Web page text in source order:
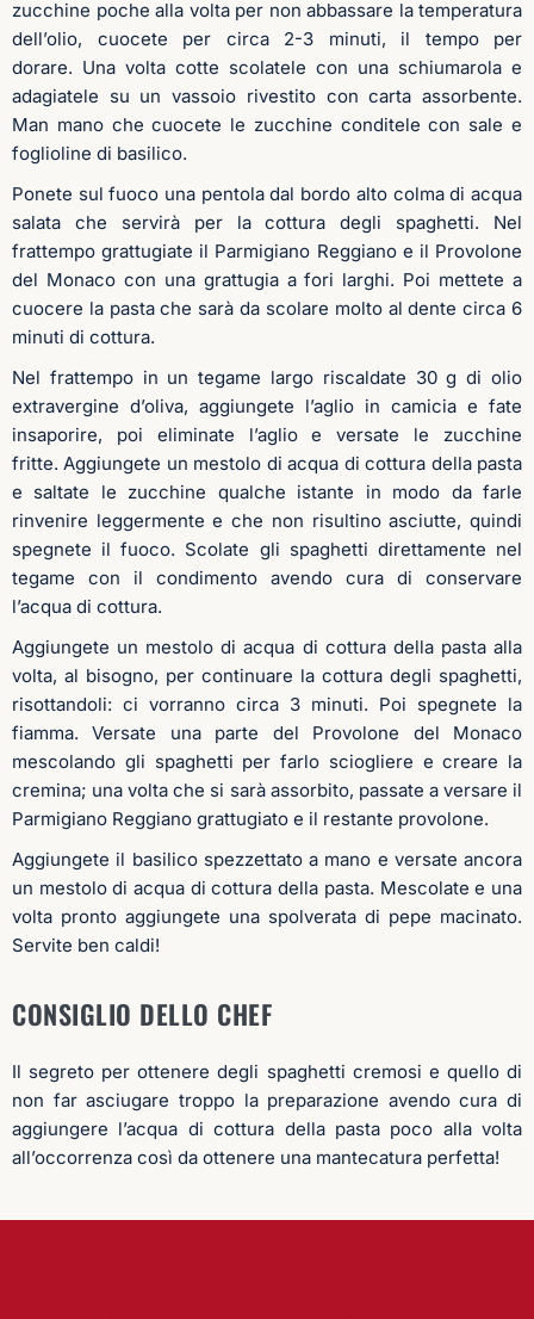
zucchine poche alla volta per non abbassare la temperatura
dell’olio, cuocete per circa 2-3 minuti, il tempo per
dorare. Una volta cotte scolatele con una schiumarola e
adagiatele su un vassoio rivestito con carta assorbente.
Man mano che cuocete le zucchine conditele con sale e
foglioline di basilico.
Ponete sul fuoco una pentola dal bordo alto colma di acqua
salata che servirà per la cottura degli spaghetti. Nel
frattempo grattugiate il Parmigiano Reggiano e il Provolone
del Monaco con una grattugia a fori larghi. Poi mettete a
cuocere la pasta che sarà da scolare molto al dente circa 6
minuti di cottura.
Nel frattempo in un tegame largo riscaldate 30 g di olio
extravergine d’oliva, aggiungete l’aglio in camicia e fate
insaporire, poi eliminate l’aglio e versate le zucchine
fritte. Aggiungete un mestolo di acqua di cottura della pasta
e saltate le zucchine qualche istante in modo da farle
rinvenire leggermente e che non risultino asciutte, quindi
spegnete il fuoco. Scolate gli spaghetti direttamente nel
tegame con il condimento avendo cura di conservare
l’acqua di cottura.
Aggiungete un mestolo di acqua di cottura della pasta alla
volta, al bisogno, per continuare la cottura degli spaghetti,
risottandoli: ci vorranno circa 3 minuti. Poi spegnete la
fiamma. Versate una parte del Provolone del Monaco
mescolando gli spaghetti per farlo sciogliere e creare la
cremina; una volta che si sarà assorbito, passate a versare il
Parmigiano Reggiano grattugiato e il restante provolone.
Aggiungete il basilico spezzettato a mano e versate ancora
un mestolo di acqua di cottura della pasta. Mescolate e una
volta pronto aggiungete una spolverata di pepe macinato.
Servite ben caldi!
CONSIGLIO DELLO CHEF
Il segreto per ottenere degli spaghetti cremosi e quello di
non far asciugare troppo la preparazione avendo cura di
aggiungere l’acqua di cottura della pasta poco alla volta
all’occorrenza così da ottenere una mantecatura perfetta!